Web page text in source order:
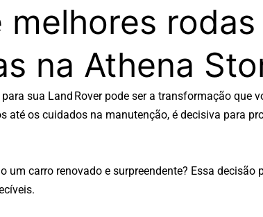
melhores rodas
na Athena
sua Land Rover pode ser a transformação que
até os cuidados na manutenção, é decisiva para
um carro renovado e surpreendente? Essa decisão